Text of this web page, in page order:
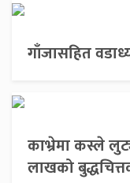
गाँजासहित
काभ्रेमा कस्ले
लाखको